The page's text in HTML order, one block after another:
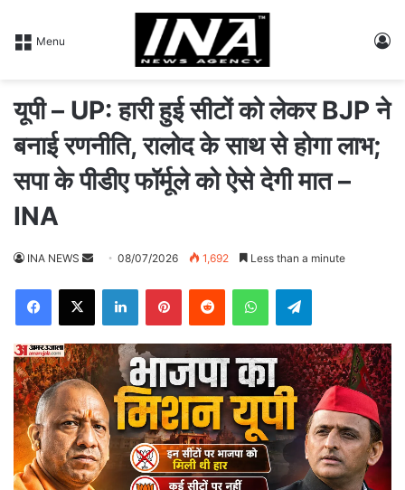
Menu
यूपी – UP: हारी हुई सीटों को लेकर BJP ने
बनाई रणनीति, रालोद के साथ से होगा लाभ;
सपा के पीडीए फॉर्मूले को ऐसे देगी मात –
INA
INA NEWS
d
a
n
e
m
a
i
l
08/07/2026 1,692 Less than a minute